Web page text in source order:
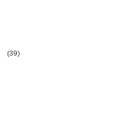
(39)